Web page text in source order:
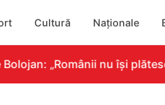
Cultură Naționale
„Românii nu își